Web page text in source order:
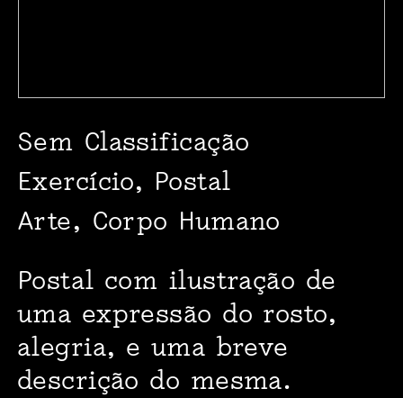
Sem Classificação
Exercício, Postal
Arte, Corpo Humano
Postal com ilustração de
uma expressão do rosto,
alegria, e uma breve
descrição do mesma.